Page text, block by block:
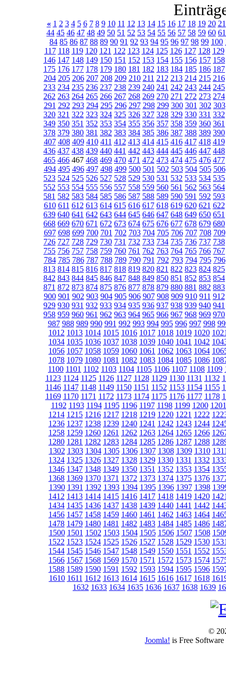
« 1 2 3 4 5 6 7 8 9 10 11 12 13 14 15 16 17 18 19 20 21
44 45 46 47 48 49 50 51 52 53 54 55 56 57 58 59 60 61
84 85 86 87 88 89 90 91 92 93 94 95 96 97 98 99 100
117 118 119 120 121 122 123 124 125 126 127 128 129
146 147 148 149 150 151 152 153 154 155 156 157 158
175 176 177 178 179 180 181 182 183 184 185 186 187
204 205 206 207 208 209 210 211 212 213 214 215 216
233 234 235 236 237 238 239 240 241 242 243 244 245
262 263 264 265 266 267 268 269 270 271 272 273 274
291 292 293 294 295 296 297 298 299 300 301 302 303
320 321 322 323 324 325 326 327 328 329 330 331 332
349 350 351 352 353 354 355 356 357 358 359 360 361
378 379 380 381 382 383 384 385 386 387 388 389 390
407 408 409 410 411 412 413 414 415 416 417 418 419
436 437 438 439 440 441 442 443 444 445 446 447 448
465 466 467 468 469 470 471 472 473 474 475 476 477
494 495 496 497 498 499 500 501 502 503 504 505 506
523 524 525 526 527 528 529 530 531 532 533 534 535
552 553 554 555 556 557 558 559 560 561 562 563 564
581 582 583 584 585 586 587 588 589 590 591 592 593
610 611 612 613 614 615 616 617 618 619 620 621 622
639 640 641 642 643 644 645 646 647 648 649 650 651
668 669 670 671 672 673 674 675 676 677 678 679 680
697 698 699 700 701 702 703 704 705 706 707 708 709
726 727 728 729 730 731 732 733 734 735 736 737 738
755 756 757 758 759 760 761 762 763 764 765 766 767
784 785 786 787 788 789 790 791 792 793 794 795 796
813 814 815 816 817 818 819 820 821 822 823 824 825
842 843 844 845 846 847 848 849 850 851 852 853 854
871 872 873 874 875 876 877 878 879 880 881 882 883
900 901 902 903 904 905 906 907 908 909 910 911 912
929 930 931 932 933 934 935 936 937 938 939 940 941
958 959 960 961 962 963 964 965 966 967 968 969 970
987 988 989 990 991 992 993 994 995 996 997 998
1012 1013 1014 1015 1016 1017 1018 1019 1020
1034 1035 1036 1037 1038 1039 1040 1041 1042
1056 1057 1058 1059 1060 1061 1062 1063 1064
1078 1079 1080 1081 1082 1083 1084 1085 1086
1100 1101 1102 1103 1104 1105 1106 1107 1108 1109
1123 1124 1125 1126 1127 1128 1129 1130 1131 1132
1146 1147 1148 1149 1150 1151 1152 1153 1154 1155
1169 1170 1171 1172 1173 1174 1175 1176 1177 1178
1192 1193 1194 1195 1196 1197 1198 1199 1200 1201
1214 1215 1216 1217 1218 1219 1220 1221 1222
1236 1237 1238 1239 1240 1241 1242 1243 1244
1258 1259 1260 1261 1262 1263 1264 1265 1266
1280 1281 1282 1283 1284 1285 1286 1287 1288
1302 1303 1304 1305 1306 1307 1308 1309 1310
1324 1325 1326 1327 1328 1329 1330 1331 1332
1346 1347 1348 1349 1350 1351 1352 1353 1354
1368 1369 1370 1371 1372 1373 1374 1375 1376
1390 1391 1392 1393 1394 1395 1396 1397 1398
1412 1413 1414 1415 1416 1417 1418 1419 1420
1434 1435 1436 1437 1438 1439 1440 1441 1442
1456 1457 1458 1459 1460 1461 1462 1463 1464
1478 1479 1480 1481 1482 1483 1484 1485 1486
1500 1501 1502 1503 1504 1505 1506 1507 1508
1522 1523 1524 1525 1526 1527 1528 1529 1530
1544 1545 1546 1547 1548 1549 1550 1551 1552
1566 1567 1568 1569 1570 1571 1572 1573 1574
1588 1589 1590 1591 1592 1593 1594 1595 1596
1610 1611 1612 1613 1614 1615 1616 1617 1618
1632 1633 1634 1635 1636 1637 1638 1639
©
Joomla! is Free